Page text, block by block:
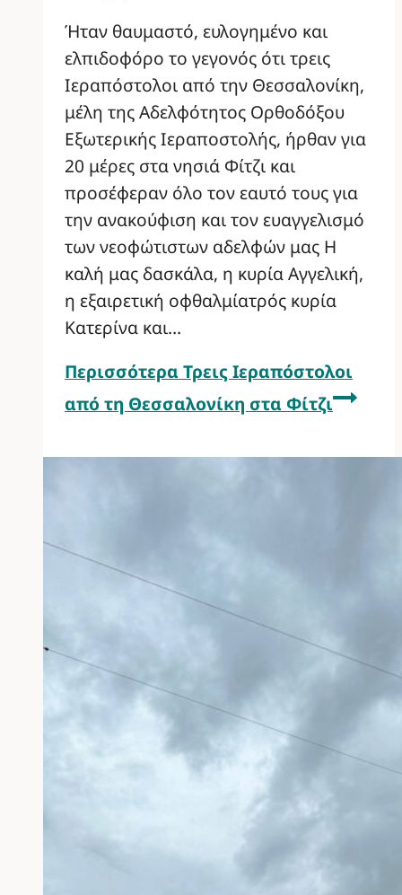
Ήταν θαυμαστό, ευλογημένο και
ελπιδοφόρο το γεγονός ότι τρεις
Ιεραπόστολοι από την Θεσσαλονίκη,
μέλη της Αδελφότητος Ορθοδόξου
Εξωτερικής Ιεραποστολής, ήρθαν για
20 μέρες στα νησιά Φίτζι και
προσέφεραν όλο τον εαυτό τους για
την ανακούφιση και τον ευαγγελισμό
των νεοφώτιστων αδελφών μας Η
καλή μας δασκάλα, η κυρία Αγγελική,
η εξαιρετική οφθαλμίατρός κυρία
Κατερίνα και…
Περισσότερα Τρεις Ιεραπόστολοι
από τη Θεσσαλονίκη στα Φίτζι